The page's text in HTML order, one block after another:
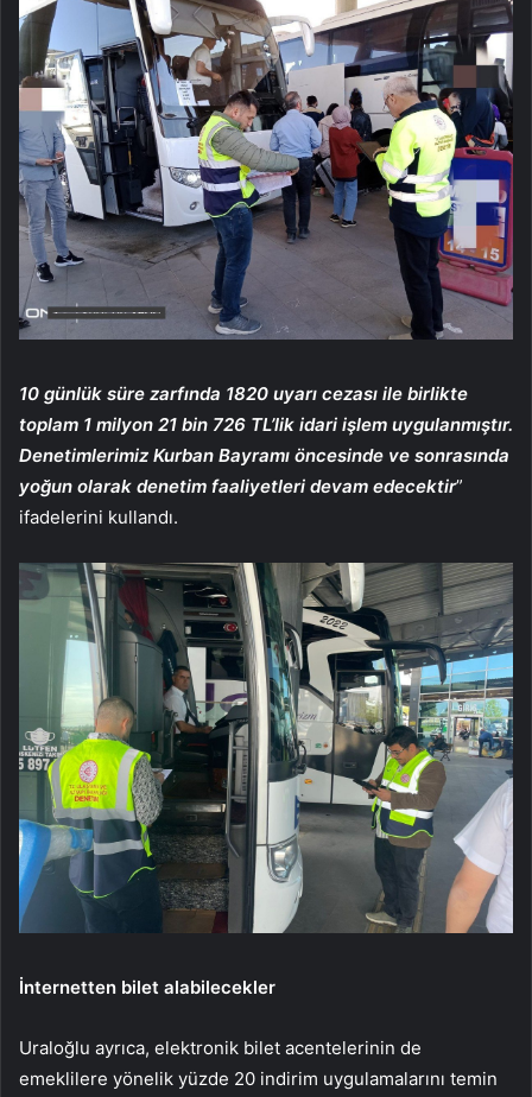
10 günlük süre zarfında 1820 uyarı cezası ile birlikte
toplam 1 milyon 21 bin 726 TL’lik idari işlem uygulanmıştır.
Denetimlerimiz Kurban Bayramı öncesinde ve sonrasında
yoğun olarak denetim faaliyetleri devam edecektir”
ifadelerini kullandı.
İnternetten bilet alabilecekler
Uraloğlu ayrıca, elektronik bilet acentelerinin de
emeklilere yönelik yüzde 20 indirim uygulamalarını temin